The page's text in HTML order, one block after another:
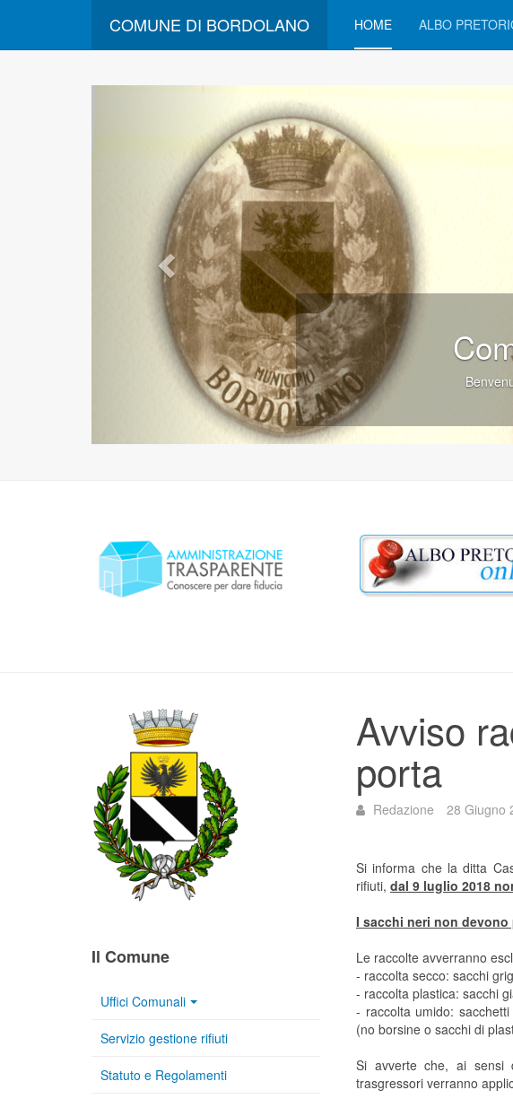
COMUNE DI BORDOLANO HOME ALBO
Comune di Bordolano
Benvenuti nel sito web del Comune di Bordolano
Avviso
porta
Redazione 28 Giugno
Si informa che la ditta
rifiuti, dal 9 luglio 2018
I sacchi neri non
Le raccolte avverranno
- raccolta secco: sacchi
- raccolta plastica: sacchi
- raccolta umido:
(no borsine o sacchi di
Si avverte che, ai sensi
trasgressori verranno
Il Comune
Uffici Comunali
Servizio gestione rifiuti
Statuto e Regolamenti